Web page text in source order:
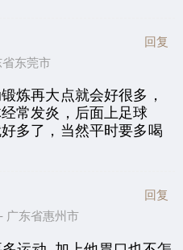
东莞市
回复
炼再大点就会好很多，
常发炎，后面上足球
多了，当然平时要多喝
东省惠州市
回复